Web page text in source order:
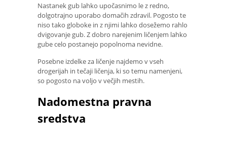
Nastanek gub lahko upočasnimo le z redno,
dolgotrajno uporabo domačih zdravil. Pogosto te
niso tako globoke in z njimi lahko dosežemo rahlo
dvigovanje gub. Z dobro narejenim ličenjem lahko
gube celo postanejo popolnoma nevidne.
Posebne izdelke za ličenje najdemo v vseh
drogerijah in tečaji ličenja, ki so temu namenjeni,
so pogosto na voljo v večjih mestih.
Nadomestna pravna
sredstva